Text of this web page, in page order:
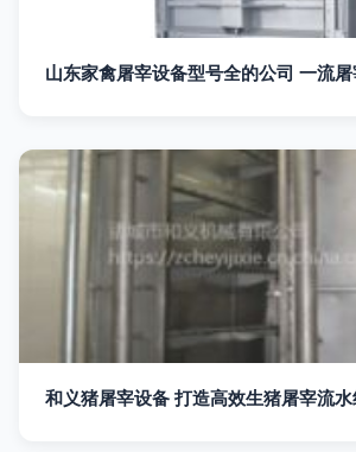
山东家禽屠宰设备型号全的公司 一流
和义猪屠宰设备 打造高效生猪屠宰流